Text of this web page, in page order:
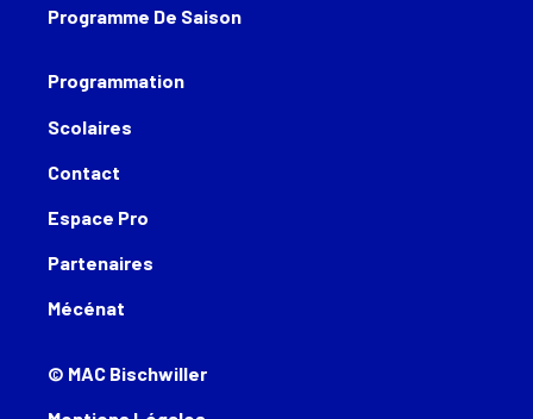
Programmation
Scolaires
Contact
Espace Pro
Partenaires
Mécénat
Programme De Saison
© MAC Bischwiller